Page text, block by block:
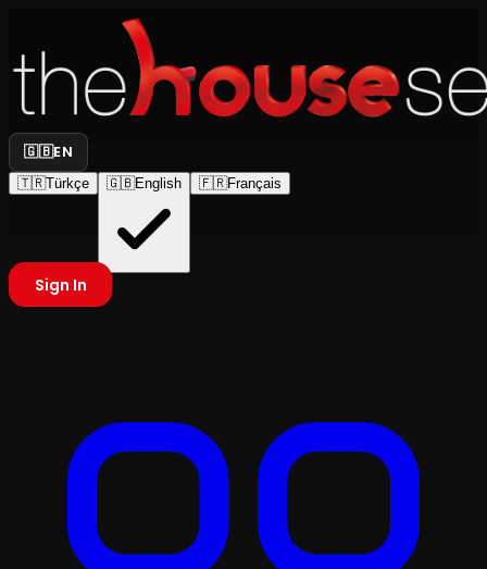
🇬🇧EN
🇹🇷Türkçe 🇬🇧English 🇫🇷Français
Sign In